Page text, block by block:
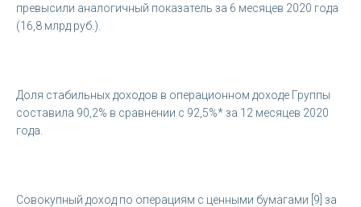
превысили аналогичный показатель за 6 месяцев 2020 года
(16,8 млрд руб.).
Доля стабильных доходов в операционном доходе Группы
составила 90,2% в сравнении с 92,5%* за 12 месяцев 2020
года.
Совокупный доход по операциям с ценными бумагами [9] за